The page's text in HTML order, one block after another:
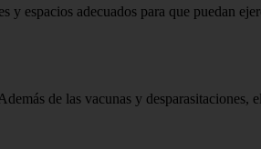
espacios adecuados para que puedan
de las vacunas y